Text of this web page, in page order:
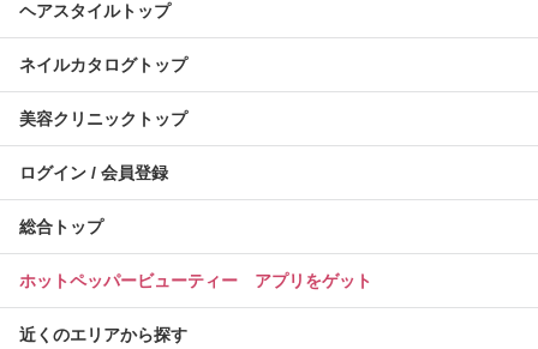
ヘアスタイルトップ
ネイルカタログトップ
美容クリニックトップ
ログイン / 会員登録
総合トップ
ホットペッパービューティー アプリをゲット
近くのエリアから探す